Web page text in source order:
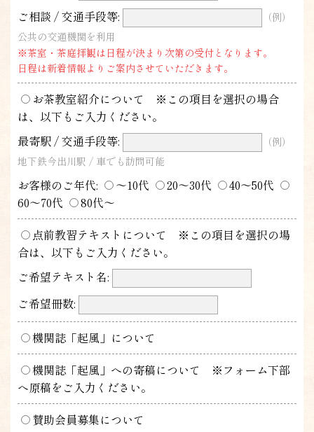
ご相談 / 交通手段等:
（例）
公共の交通機関を利用
※茶室・茶庭拝観は日程が決まり次第の受付となります。
日程は新着情報よりご案内させていただきます。
お茶教室紹介について ※この項目を選択の場合
は、以下もご入力ください。
最寄駅 / 交通手段等:
（例）
地下鉄今出川駅 / 車でも訪問可能
お客様のご年代: 〜10代 20〜30代
40〜50代
60〜70代
80代〜
点前教習テキストについて ※この項目を選択の場
合は、以下もご入力ください。
ご希望テキスト名:
ご希望冊数:
機関誌「起風」について
機関誌「起風」への寄稿について ※フォーム下部
へ原稿をご入力ください。
賛助会員募集について